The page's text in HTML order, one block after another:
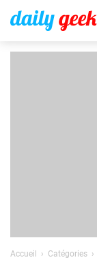
Accueil Catégories